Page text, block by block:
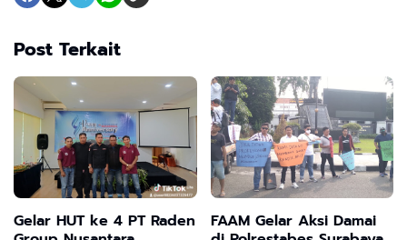
Post Terkait
Gelar HUT ke 4 PT Raden
FAAM Gelar Aksi Damai